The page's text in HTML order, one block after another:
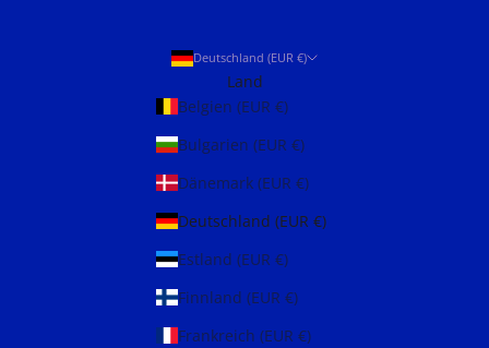
Deutschland (EUR €)
Land
Belgien (EUR €)
Bulgarien (EUR €)
Dänemark (EUR €)
Deutschland (EUR €)
Estland (EUR €)
Finnland (EUR €)
Frankreich (EUR €)